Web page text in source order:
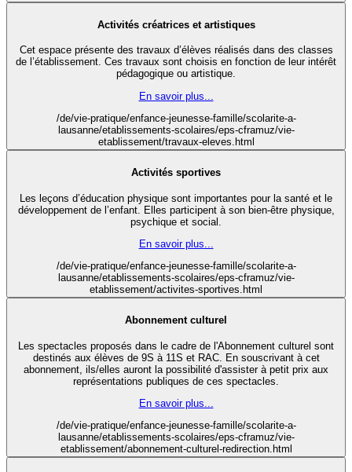
Activités créatrices et artistiques
Cet espace présente des travaux d’élèves réalisés dans des classes
de l’établissement. Ces travaux sont choisis en fonction de leur intérêt
pédagogique ou artistique.
En savoir plus...
/de/vie-pratique/enfance-jeunesse-famille/scolarite-a-
lausanne/etablissements-scolaires/eps-cframuz/vie-
etablissement/travaux-eleves.html
Activités sportives
Les leçons d’éducation physique sont importantes pour la santé et le
développement de l’enfant. Elles participent à son bien-être physique,
psychique et social.
En savoir plus...
/de/vie-pratique/enfance-jeunesse-famille/scolarite-a-
lausanne/etablissements-scolaires/eps-cframuz/vie-
etablissement/activites-sportives.html
Abonnement culturel
Les spectacles proposés dans le cadre de l'Abonnement culturel sont
destinés aux élèves de 9S à 11S et RAC. En souscrivant à cet
abonnement, ils/elles auront la possibilité d'assister à petit prix aux
représentations publiques de ces spectacles.
En savoir plus...
/de/vie-pratique/enfance-jeunesse-famille/scolarite-a-
lausanne/etablissements-scolaires/eps-cframuz/vie-
etablissement/abonnement-culturel-redirection.html